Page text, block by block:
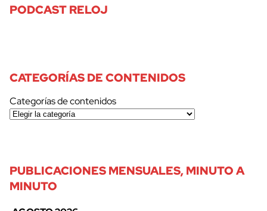
PODCAST RELOJ
CATEGORÍAS DE CONTENIDOS
Categorías de contenidos
PUBLICACIONES MENSUALES, MINUTO A
MINUTO